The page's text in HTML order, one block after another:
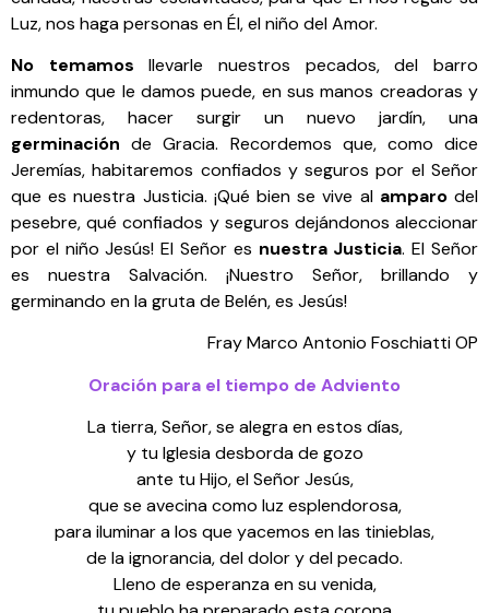
Luz, nos haga personas en Él, el niño del Amor.
No temamos llevarle nuestros pecados, del barro
inmundo que le damos puede, en sus manos creadoras y
redentoras, hacer surgir un nuevo jardín, una
germinación de Gracia. Recordemos que, como dice
Jeremías, habitaremos confiados y seguros por el Señor
que es nuestra Justicia. ¡Qué bien se vive al amparodel
pesebre, qué confiados y seguros dejándonos aleccionar
por el niño Jesús! El Señor es nuestra Justicia. El Señor
es nuestra Salvación. ¡Nuestro Señor, brillando y
germinando en la gruta de Belén, es Jesús!
Fray Marco Antonio Foschiatti OP
Oración para el tiempo de Adviento
La tierra, Señor, se alegra en estos días,
y tu Iglesia desborda de gozo
ante tu Hijo, el Señor Jesús,
que se avecina como luz esplendorosa,
para iluminar a los que yacemos en las tinieblas,
de la ignorancia, del dolor y del pecado.
Lleno de esperanza en su venida,